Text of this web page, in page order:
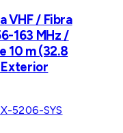
VHF / Fibra
163 MHz /
10 m (32.8
5206-SYS